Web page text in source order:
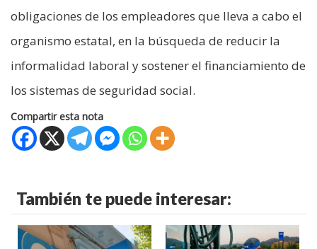
obligaciones de los empleadores que lleva a cabo el
organismo estatal, en la búsqueda de reducir la
informalidad laboral y sostener el financiamiento de
los sistemas de seguridad social.
Compartir esta nota
También te puede interesar: